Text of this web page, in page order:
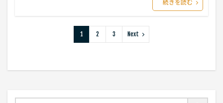
続きを読む
1 2 3 Next